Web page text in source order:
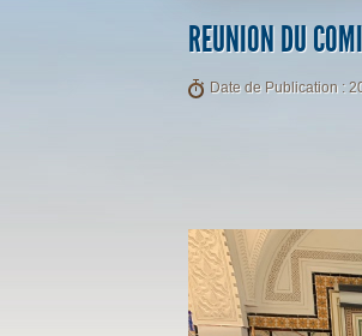
REUNION DU
Date de Publication :